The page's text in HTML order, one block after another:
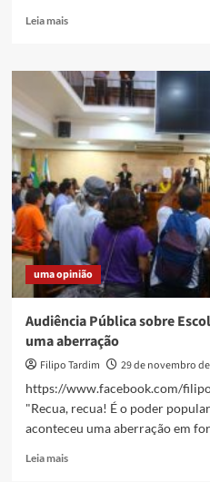
Leia maisRead
1º
Marcha
pela
Democracia
e
Cidadania
Caxias
uma opinião
Audiência Pública sobre
uma aberração
Filipo Tardim 29 de novembro
https://www.facebook.com/
"Recua, recua! É o poder
aconteceu uma aberração em
Leia maisRead